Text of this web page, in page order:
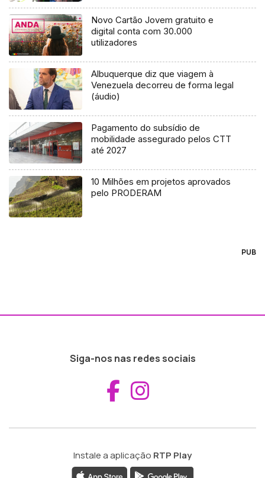
Novo Cartão Jovem gratuito e
digital conta com 30.000
utilizadores
Albuquerque diz que viagem à
Venezuela decorreu de forma legal
(áudio)
Pagamento do subsídio de
mobilidade assegurado pelos CTT
até 2027
10 Milhões em projetos aprovados
pelo PRODERAM
PUB
Siga-nos nas redes sociais
Aceder ao
Instale a aplicação RTP Play